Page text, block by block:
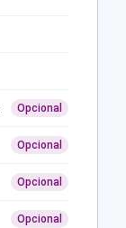
Opcional
Opcional
Opcional
Opcional